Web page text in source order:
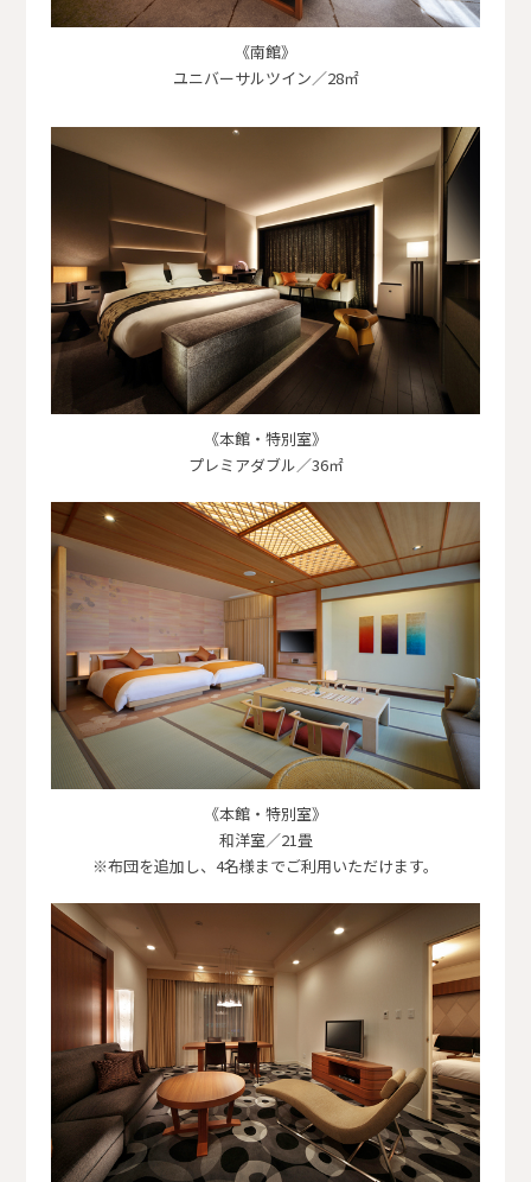
《南館》
ユニバーサルツイン／28㎡
《本館・特別室》
プレミアダブル／36㎡
《本館・特別室》
和洋室／21畳
※布団を追加し、4名様までご利用いただけます。